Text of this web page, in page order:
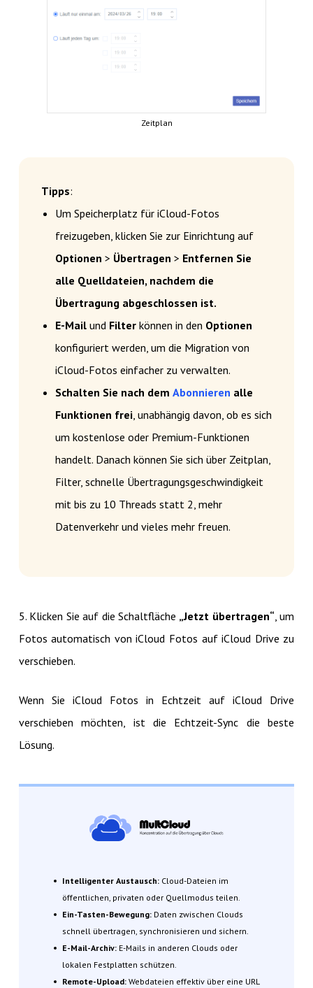
Zeitplan
Tipps:
Um Speicherplatz für iCloud-Fotos
freizugeben, klicken Sie zur Einrichtung auf
Optionen > Übertragen > Entfernen Sie
alle Quelldateien, nachdem die
Übertragung abgeschlossen ist.
E-Mail und Filterkönnen in den Optionen
konfiguriert werden, um die Migration von
iCloud-Fotos einfacher zu verwalten.
Schalten Sie nach dem Abonnieren alle
Funktionen frei, unabhängig davon, ob es sich
um kostenlose oder Premium-Funktionen
handelt. Danach können Sie sich über Zeitplan,
Filter, schnelle Übertragungsgeschwindigkeit
mit bis zu 10 Threads statt 2, mehr
Datenverkehr und vieles mehr freuen.
5. Klicken Sie auf die Schaltfläche „Jetzt übertragen“, um
Fotos automatisch von iCloud Fotos auf iCloud Drive zu
verschieben.
Wenn Sie iCloud Fotos in Echtzeit auf iCloud Drive
verschieben möchten, ist die Echtzeit-Sync die beste
Lösung.
Intelligenter Austausch: Cloud-Dateien im
öffentlichen, privaten oder Quellmodus teilen.
Ein-Tasten-Bewegung: Daten zwischen Clouds
schnell übertragen, synchronisieren und sichern.
E-Mail-Archiv:E-Mails in anderen Clouds oder
lokalen Festplatten schützen.
Remote-Upload: Webdateien effektiv über eine URL